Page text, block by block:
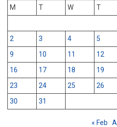
M
T W T
2
3 4 5
9
10 11 12
16
17 18 19
23
24 25 26
30
31
« Feb